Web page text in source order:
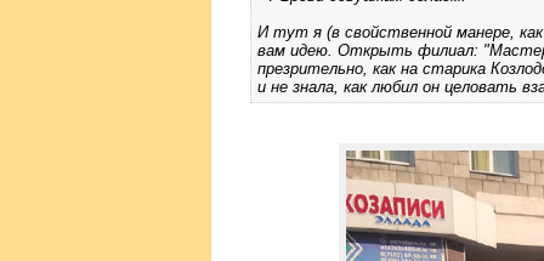
И тут я (в свойственной манере,
вам идею. Открыть филиал:
презрительно, как на старика
и не знала, как любил он целовать